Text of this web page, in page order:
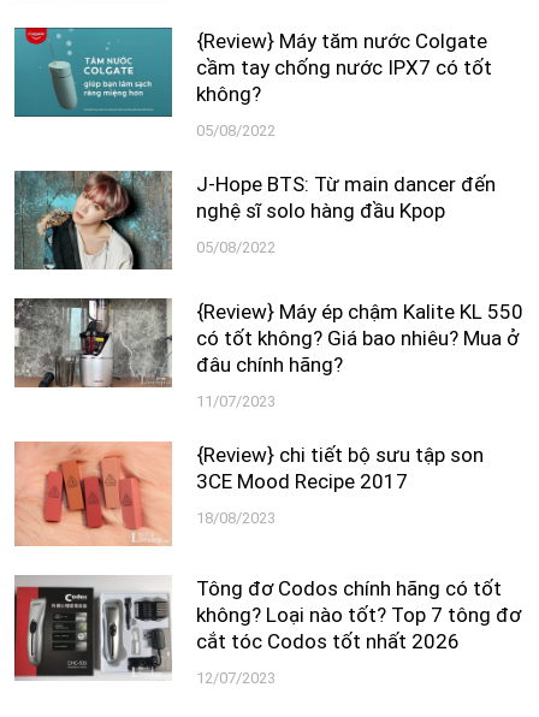
{Review} Máy tăm nước Colgate
cầm tay chống nước IPX7 có tốt
không?
05/08/2022
J-Hope BTS: Từ main dancer đến
nghệ sĩ solo hàng đầu Kpop
05/08/2022
{Review} Máy ép chậm Kalite KL 550
có tốt không? Giá bao nhiêu? Mua ở
đâu chính hãng?
11/07/2023
{Review} chi tiết bộ sưu tập son
3CE Mood Recipe 2017
18/08/2023
Tông đơ Codos chính hãng có tốt
không? Loại nào tốt? Top 7 tông đơ
cắt tóc Codos tốt nhất 2026
12/07/2023